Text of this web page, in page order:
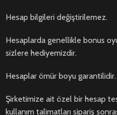
Hesap bilgileri değiştirilemez.
Hesaplarda genellikle bonus
sizlere hediyemizdir.
Hesaplar ömür boyu garantilidir.
Şirketimize ait özel bir hesap
kullanım talimatları sipariş